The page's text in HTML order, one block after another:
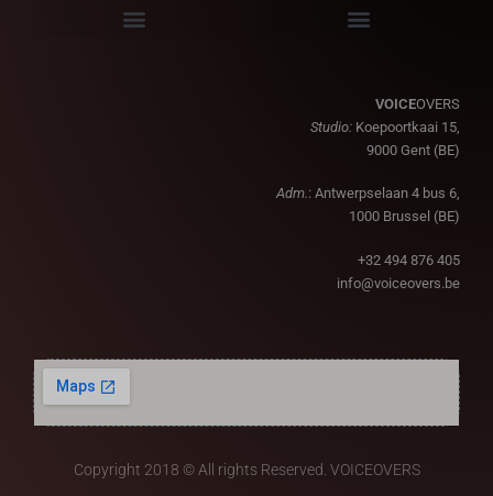
VOICEOVERS
Studio: Koepoortkaai 15,
9000 Gent (BE)
Adm.: Antwerpselaan 4 bus 6,
1000 Brussel (BE)
+32 494 876 405
info@voiceovers.be
Copyright 2018 © All rights Reserved. VOICEOVERS